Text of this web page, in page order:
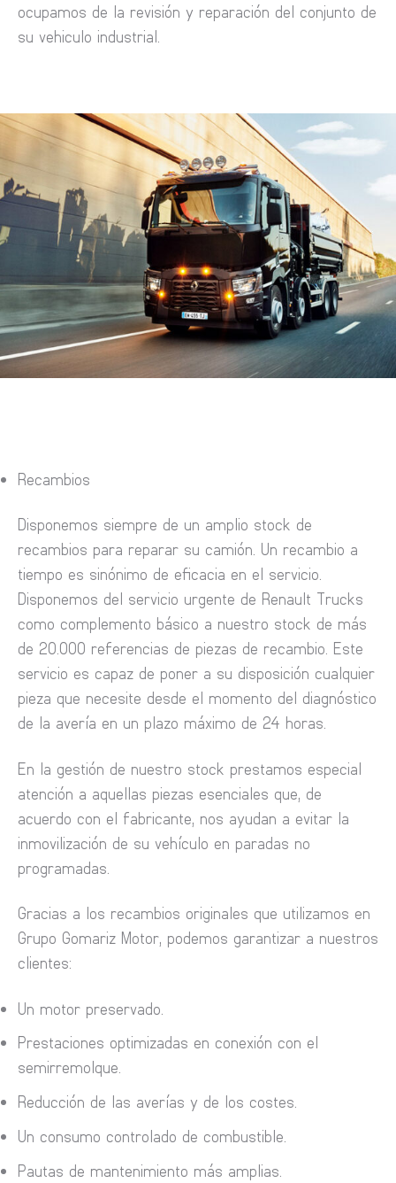
ocupamos de la revisión y reparación del conjunto de
su vehiculo industrial.
Recambios
Disponemos siempre de un amplio stock de
recambios para reparar su camión. Un recambio a
tiempo es sinónimo de eficacia en el servicio.
Disponemos del servicio urgente de Renault Trucks
como complemento básico a nuestro stock de más
de 20.000 referencias de piezas de recambio. Este
servicio es capaz de poner a su disposición cualquier
pieza que necesite desde el momento del diagnóstico
de la avería en un plazo máximo de 24 horas.
En la gestión de nuestro stock prestamos especial
atención a aquellas piezas esenciales que, de
acuerdo con el fabricante, nos ayudan a evitar la
inmovilización de su vehículo en paradas no
programadas.
Gracias a los recambios originales que utilizamos en
Grupo Gomariz Motor, podemos garantizar a nuestros
clientes:
Un motor preservado.
Prestaciones optimizadas en conexión con el
semirremolque.
Reducción de las averías y de los costes.
Un consumo controlado de combustible.
Pautas de mantenimiento más amplias.